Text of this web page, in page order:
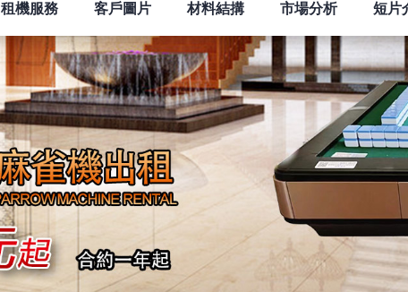
租機服務 客戶圖片 材料結搆 市場分析 短片